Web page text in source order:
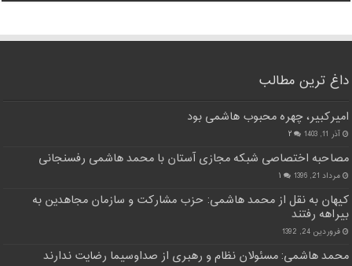
داغ ترین مطالب
امیرکبیر، چهره محبوب هاشمی بود
آذر 11, 1403 ۲
مصاحبه اختصاصی شبکه مجازی آستان با محمد هاشمی رفسنجانی
مرداد 21, 1396 ۱
کیهان به نقل از محمد هاشمی: حزب مشارکت و سازمان مجاهدین به
بیراهه رفتند
فروردین 24, 1392
محمد هاشمی: مسئولان نظام و رهبری از صداوسیما رضایت ندارند